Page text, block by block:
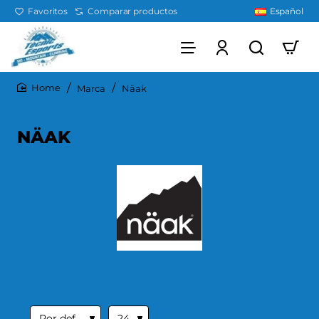
Favoritos Comparar productos Español
Marca Näak
NÄAK